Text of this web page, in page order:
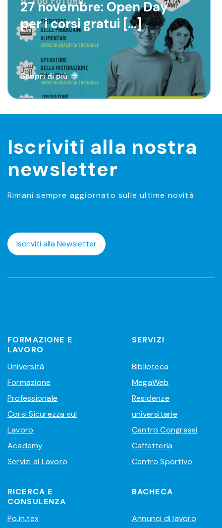
27 novembre: Open Day per i
corsi gratui [...]
Scopri di più
27 novembre: Open Day
per i corsi gratui [...]
Scopri di più
Iscriviti alla nostra
newsletter
Rimani sempre aggiornato sulle ultime novità
Iscriviti alla Newsletter
FORMAZIONE E
LAVORO
Università
Formazione
Professionale
Corsi Sicurezza sul
Lavoro
Academy
Servizi al Lavoro
SERVIZI
Biblioteca
MegaWeb
Residenze
universitarie
Centro Congressi
Caffetteria
Centro Sportivo
RICERCA E
CONSULENZA
Po.in.tex
BACHECA
Annunci di lavoro